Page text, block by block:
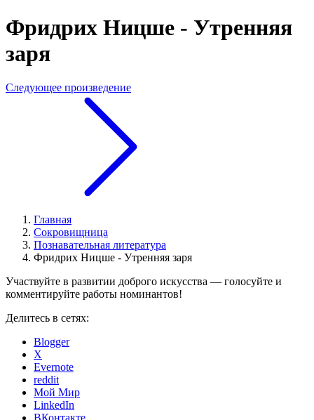
Фридрих Ницше - Утренняя
заря
Следующее произведение
Главная
Сокровищница
Познавательная литература
Фридрих Ницше - Утренняя заря
Участвуйте в развитии доброго искусства — голосуйте и
комментируйте работы номинантов!
Делитесь в сетях:
Blogger
X
Evernote
reddit
Мой Мир
LinkedIn